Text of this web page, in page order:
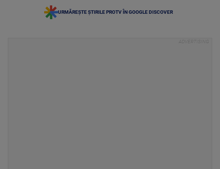
URMĂREȘTE ȘTIRILE PROTV ÎN GOOGLE DISCOVER